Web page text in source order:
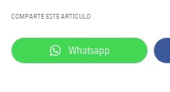
COMPARTE ESTE ARTÍCULO
label.aria.whatsapp
Whatsapp